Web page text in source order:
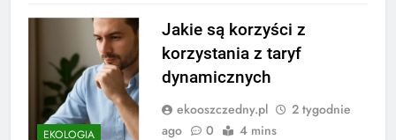
EKOLOGIA
Jakie są korzyści z
korzystania z taryf
dynamicznych
ekooszczedny.pl
2 tygodnie
ago
0 4 mins